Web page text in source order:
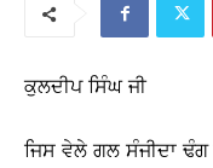
ਕੁਲਦੀਪ ਸਿੰਘ ਜੀ
ਜਿਸ ਵੇਲੇ ਗਲ ਸੰਜੀਦਾ ਢੰਗ